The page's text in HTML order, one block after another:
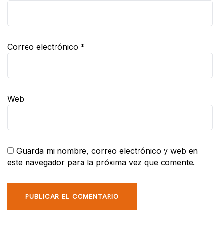
Correo electrónico *
Web
Guarda mi nombre, correo electrónico y web en
este navegador para la próxima vez que comente.